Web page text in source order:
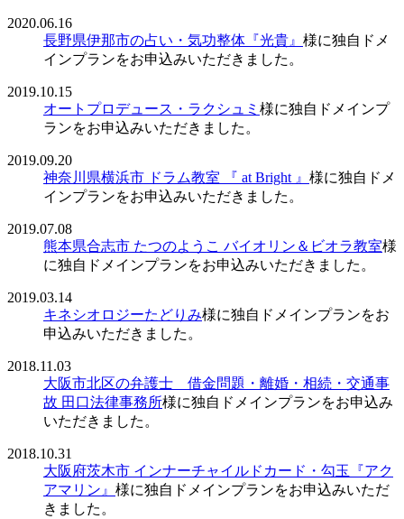
2020.06.16
長野県伊那市の占い・気功整体『光貴』 様に独自ドメ
インプランをお申込みいただきました。
2019.10.15
オートプロデュース・ラクシュミ 様に独自ドメインプ
ランをお申込みいただきました。
2019.09.20
神奈川県横浜市 ドラム教室 『 at Bright 』 様に独自ドメ
インプランをお申込みいただきました。
2019.07.08
熊本県合志市 たつのようこ バイオリン＆ビオラ教室様
に独自ドメインプランをお申込みいただきました。
2019.03.14
キネシオロジーたどりみ様に独自ドメインプランをお
申込みいただきました。
2018.11.03
大阪市北区の弁護士 借金問題・離婚・相続・交通事
故 田口法律事務所様に独自ドメインプランをお申込み
いただきました。
2018.10.31
大阪府茨木市 インナーチャイルドカード・勾玉『アク
アマリン』 様に独自ドメインプランをお申込みいただ
きました。